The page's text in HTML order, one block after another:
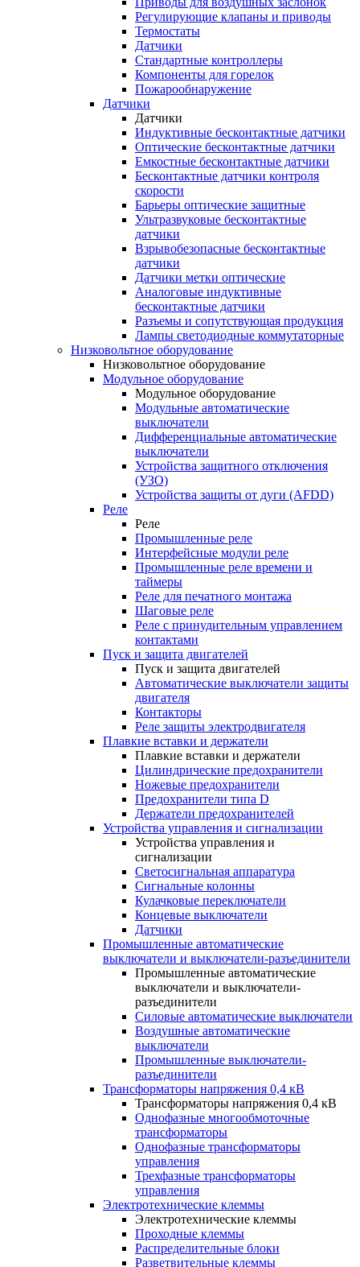
Регулирующие клапаны и приводы
Термостаты
Датчики
Стандартные контроллеры
Компоненты для горелок
Пожарообнаружение
Датчики
Датчики
Индуктивные бесконтактные датчики
Оптические бесконтактные датчики
Емкостные бесконтактные датчики
Бесконтактные датчики контроля
скорости
Барьеры оптические защитные
Ультразвуковые бесконтактные
датчики
Взрывобезопасные бесконтактные
датчики
Датчики метки оптические
Аналоговые индуктивные
бесконтактные датчики
Разъемы и сопутствующая продукция
Лампы светодиодные коммутаторные
Низковольтное оборудование
Низковольтное оборудование
Модульное оборудование
Модульное оборудование
Модульные автоматические
выключатели
Дифференциальные автоматические
выключатели
Устройства защитного отключения
(УЗО)
Устройства защиты от дуги (AFDD)
Реле
Реле
Промышленные реле
Интерфейсные модули реле
Промышленные реле времени и
таймеры
Реле для печатного монтажа
Шаговые реле
Реле с принудительным управлением
контактами
Пуск и защита двигателей
Пуск и защита двигателей
Автоматические выключатели защиты
двигателя
Контакторы
Реле защиты электродвигателя
Плавкие вставки и держатели
Плавкие вставки и держатели
Цилиндрические предохранители
Ножевые предохранители
Предохранители типа D
Держатели предохранителей
Устройства управления и сигнализации
Устройства управления и
сигнализации
Светосигнальная аппаратура
Сигнальные колонны
Кулачковые переключатели
Концевые выключатели
Датчики
Промышленные автоматические
выключатели и выключатели-разъединители
Промышленные автоматические
выключатели и выключатели-
разъединители
Силовые автоматические выключатели
Воздушные автоматические
выключатели
Промышленные выключатели-
разъединители
Трансформаторы напряжения 0,4 кВ
Трансформаторы напряжения 0,4 кВ
Однофазные многообмоточные
трансформаторы
Однофазные трансформаторы
управления
Трехфазные трансформаторы
управления
Электротехнические клеммы
Электротехнические клеммы
Проходные клеммы
Распределительные блоки
Разветвительные клеммы